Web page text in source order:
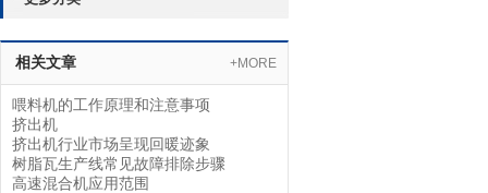
相关文章 +MORE
喂料机的工作原理和注意事项
挤出机
挤出机行业市场呈现回暖迹象
树脂瓦生产线常见故障排除步骤
高速混合机应用范围